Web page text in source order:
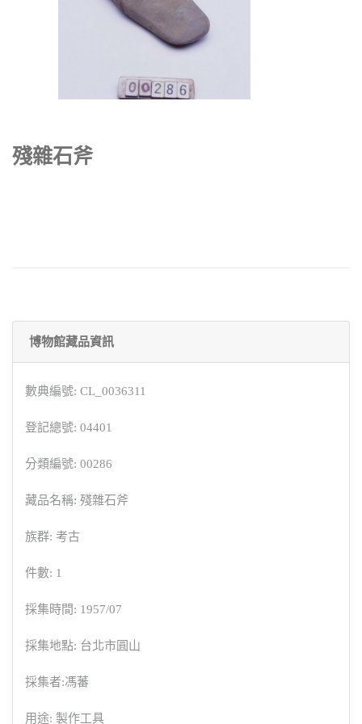
殘雜石斧
博物館藏品資訊
數典編號: CL_0036311
登記總號: 04401
分類編號: 00286
藏品名稱: 殘雜石斧
族群: 考古
件數: 1
採集時間: 1957/07
採集地點: 台北市圓山
採集者:馮蕃
用途: 製作工具